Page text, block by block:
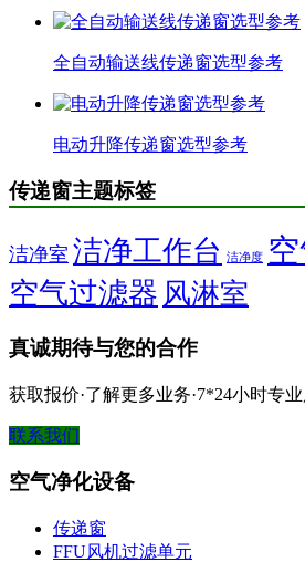
全自动输送线传递窗选型参考
电动升降传递窗选型参考
传递窗主题标签
洁净室 洁净工作台 洁净度
空气过滤器 风淋室
真诚期待与您的合作
获取报价·了解更多业务·7*24小时专
联系我们
空气净化设备
传递窗
FFU风机过滤单元